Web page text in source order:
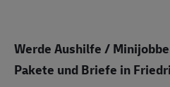
Werde Aushilfe /
Pakete und Briefe in